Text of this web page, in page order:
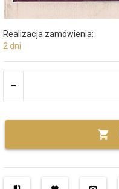
Realizacja zamówienia:
2 dni